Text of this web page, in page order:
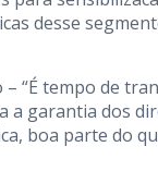
desse
“É tempo de
garantia dos
boa parte do